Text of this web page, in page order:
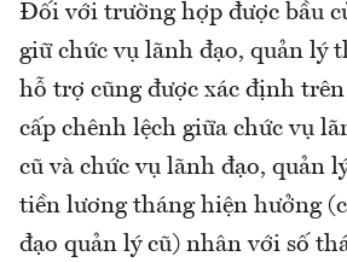
Đối với trường hợp được bầu
giữ chức vụ lãnh đạo, quản lý
hỗ trợ cũng được xác định trên
cấp chênh lệch giữa chức vụ
cũ và chức vụ lãnh đạo, quản
tiền lương tháng hiện hưởng
đạo quản lý cũ) nhân với số